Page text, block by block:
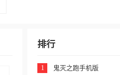
排行
1 鬼灭之跑手机版